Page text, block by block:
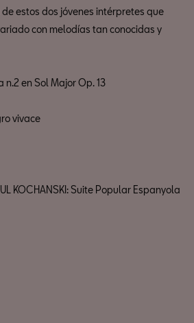
estos dos jóvenes intérpretes que
con melodías tan conocidas y
n.2 en Sol Major Op. 13
vivace
KOCHANSKI: Suite Popular Espanyola